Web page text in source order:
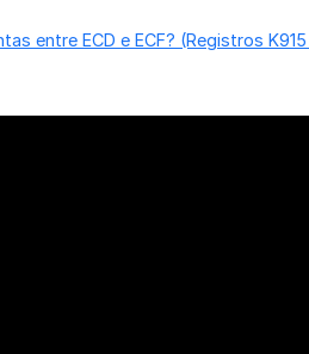
entre ECD e ECF? (Registros